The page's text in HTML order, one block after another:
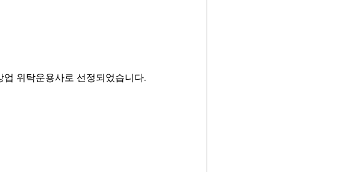
위탁운용사로 선정되었습니다.